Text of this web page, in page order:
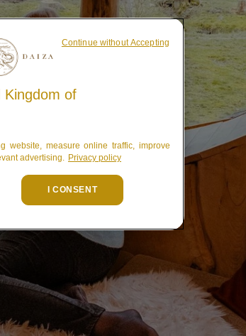
Kingdom of
website, measure online traffic, improve
advertising. Privacy policy
I CONSENT
Continue without Accepting